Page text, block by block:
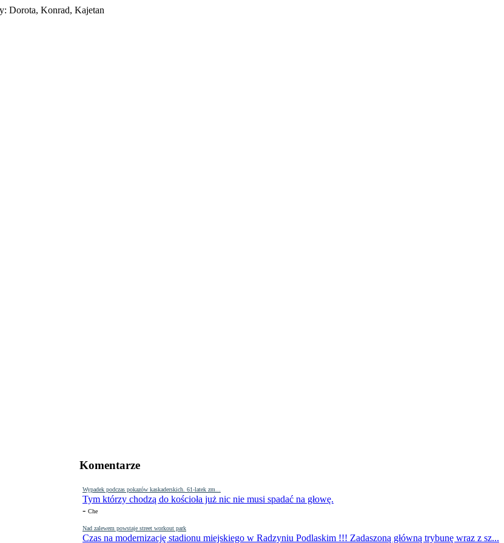
Dorota, Konrad, Kajetan
Komentarze
Wypadek podczas pokazów kaskaderskich. 61-latek zm...
Tym którzy chodzą do kościoła już nic nie musi spadać na głowę.
- Che
Nad zalewem powstaje street workout park
Czas na modernizację stadionu miejskiego w Radzyniu Podlaskim !!! Zadaszoną główną trybunę wraz z sz...